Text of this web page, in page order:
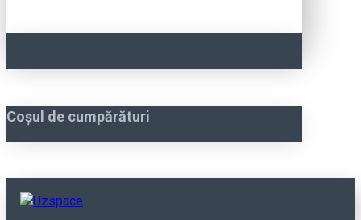
Coșul de cumpărături